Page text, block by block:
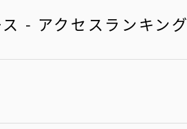
- アクセスランキング